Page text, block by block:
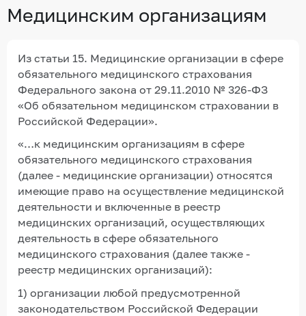
Медицинским организациям
Из статьи 15. Медицинские организации в сфере
обязательного медицинского страхования
Федерального закона от 29.11.2010 № 326-ФЗ
«Об обязательном медицинском страховании в
Российской Федерации».
«…к медицинским организациям в сфере
обязательного медицинского страхования
(далее - медицинские организации) относятся
имеющие право на осуществление медицинской
деятельности и включенные в реестр
медицинских организаций, осуществляющих
деятельность в сфере обязательного
медицинского страхования (далее также -
реестр медицинских организаций):
1) организации любой предусмотренной
законодательством Российской Федерации